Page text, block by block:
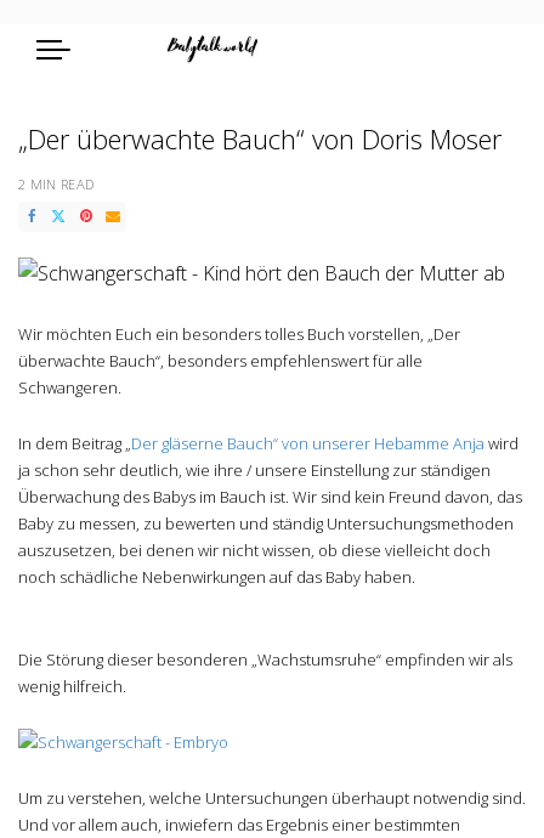
„Der überwachte Bauch“ von Doris Moser
2 MIN READ
Wir möchten Euch ein besonders tolles Buch vorstellen, „Der
überwachte Bauch“, besonders empfehlenswert für alle
Schwangeren.
In dem Beitrag „Der gläserne Bauch“ von unserer Hebamme Anja wird
ja schon sehr deutlich, wie ihre / unsere Einstellung zur ständigen
Überwachung des Babys im Bauch ist. Wir sind kein Freund davon, das
Baby zu messen, zu bewerten und ständig Untersuchungsmethoden
auszusetzen, bei denen wir nicht wissen, ob diese vielleicht doch
noch schädliche Nebenwirkungen auf das Baby haben.
Die Störung dieser besonderen „Wachstumsruhe“ empfinden wir als
wenig hilfreich.
Um zu verstehen, welche Untersuchungen überhaupt notwendig sind.
Und vor allem auch, inwiefern das Ergebnis einer bestimmten